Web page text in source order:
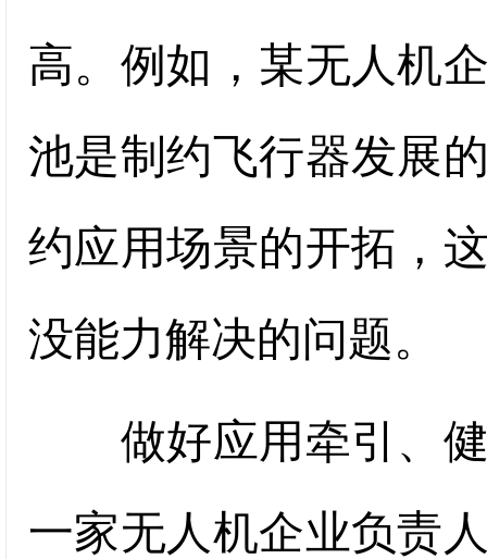
高。例如，某无人机
池是制约飞行器发展
约应用场景的开拓，
没能力解决的问题。
做好应用牵引、健
一家无人机企业负责